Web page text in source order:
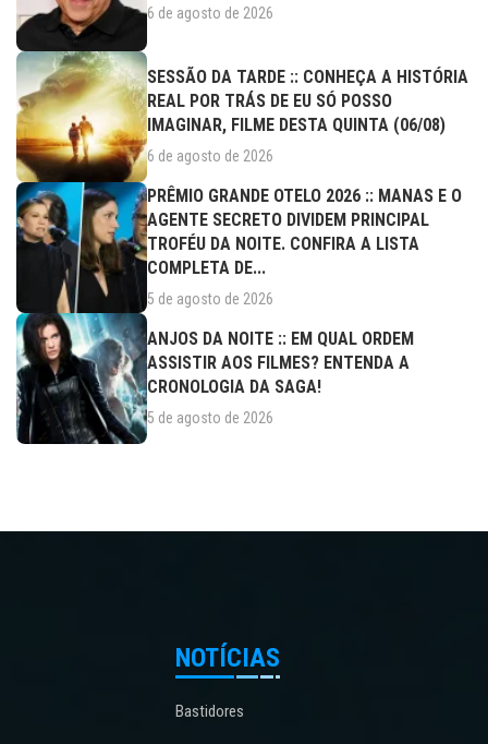
6 de agosto de 2026
SESSÃO DA TARDE :: CONHEÇA A HISTÓRIA
REAL POR TRÁS DE EU SÓ POSSO
IMAGINAR, FILME DESTA QUINTA (06/08)
6 de agosto de 2026
PRÊMIO GRANDE OTELO 2026 :: MANAS E O
AGENTE SECRETO DIVIDEM PRINCIPAL
TROFÉU DA NOITE. CONFIRA A LISTA
COMPLETA DE...
5 de agosto de 2026
ANJOS DA NOITE :: EM QUAL ORDEM
ASSISTIR AOS FILMES? ENTENDA A
CRONOLOGIA DA SAGA!
5 de agosto de 2026
NOTÍCIAS
Bastidores